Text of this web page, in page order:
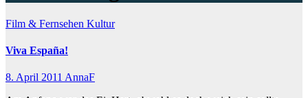
Film & Fernsehen Kultur
Viva España!
8. April 2011 AnnaF